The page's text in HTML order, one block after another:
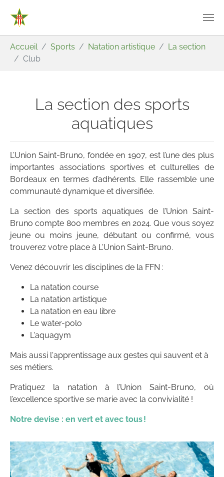
Accueil Sports Natation artistique
La section
Club
La section des sports
aquatiques
L’Union Saint-Bruno, fondée en 1907, est l’une des plus
importantes associations sportives et culturelles de
Bordeaux en termes d’adhérents. Elle rassemble une
communauté dynamique et diversifiée.
La section des sports aquatiques de l’Union Saint-
Bruno compte 800 membres en 2024. Que vous soyez
jeune ou moins jeune, débutant ou confirmé, vous
trouverez votre place à L'Union Saint-Bruno.
Venez découvrir les disciplines de la FFN :
La natation course
La natation artistique
La natation en eau libre
Le water-polo
L'aquagym
Mais aussi l'apprentissage aux gestes qui sauvent et à
ses métiers.
Pratiquez la natation à l’Union Saint-Bruno, où
l’excellence sportive se marie avec la convivialité !
Notre devise : en vert et avec tous !